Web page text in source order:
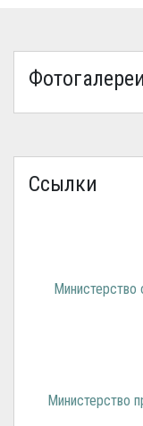
Фотогалереи
Ссылки
Министерство
Министерство